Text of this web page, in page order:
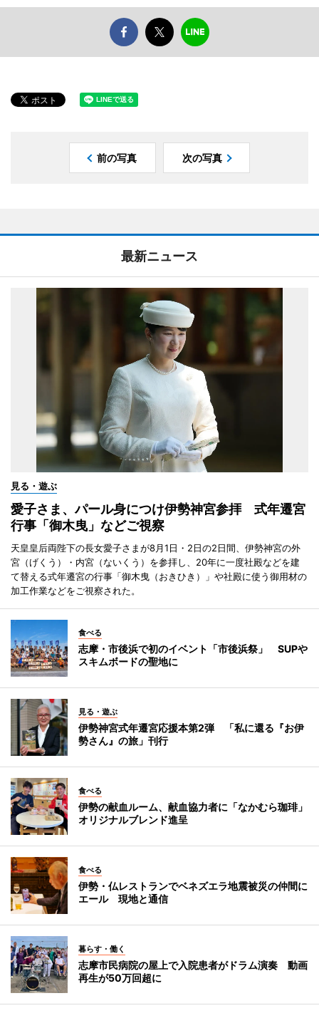
前の写真 次の写真
最新ニュース
見る・遊ぶ
愛子さま、パール身につけ伊勢神宮参拝 式年遷宮
行事「御木曳」などご視察
天皇皇后両陛下の長女愛子さまが8月1日・2日の2日間、伊勢神宮の外
宮（げくう）・内宮（ないくう）を参拝し、20年に一度社殿などを建
て替える式年遷宮の行事「御木曳（おきひき）」や社殿に使う御用材の
加工作業などをご視察された。
食べる
志摩・市後浜で初のイベント「市後浜祭」 SUPや
スキムボードの聖地に
見る・遊ぶ
伊勢神宮式年遷宮応援本第2弾 「私に還る『お伊
勢さん』の旅」刊行
食べる
伊勢の献血ルーム、献血協力者に「なかむら珈琲」
オリジナルブレンド進呈
食べる
伊勢・仏レストランでベネズエラ地震被災の仲間に
エール 現地と通信
暮らす・働く
志摩市民病院の屋上で入院患者がドラム演奏 動画
再生が50万回超に